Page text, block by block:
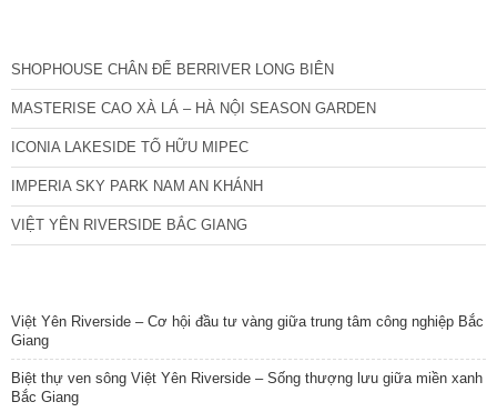
SHOPHOUSE CHÂN ĐẾ BERRIVER LONG BIÊN
MASTERISE CAO XÀ LÁ – HÀ NỘI SEASON GARDEN
ICONIA LAKESIDE TỐ HỮU MIPEC
IMPERIA SKY PARK NAM AN KHÁNH
VIỆT YÊN RIVERSIDE BẮC GIANG
Việt Yên Riverside – Cơ hội đầu tư vàng giữa trung tâm công nghiệp Bắc
Giang
Biệt thự ven sông Việt Yên Riverside – Sống thượng lưu giữa miền xanh
Bắc Giang